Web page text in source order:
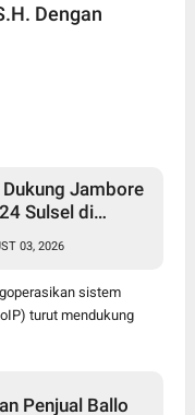
Dengan
Jambore
Sulsel di
03, 2026
sistem
turut mendukung
Penjual Ballo